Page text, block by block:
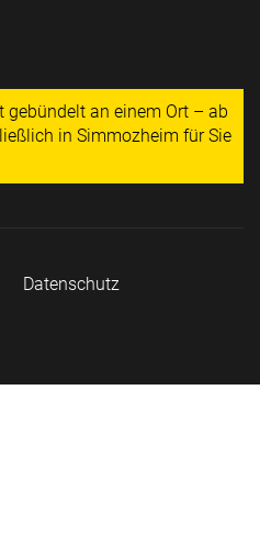
gebündelt an einem Ort – ab
in Simmozheim für Sie
Datenschutz